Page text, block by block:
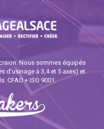
Nous sommes équipés
d’usinage à 3,4 et 5 axes) et
CFAO + ISO 9001.